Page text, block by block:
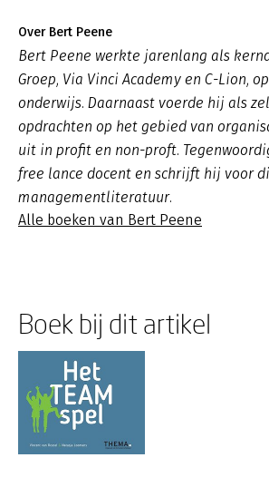
Over Bert Peene
Bert Peene werkte jarenlang als
Groep, Via Vinci Academy en C-Lion,
onderwijs. Daarnaast voerde hij als
opdrachten op het gebied van
uit in profit en non-proft.
free lance docent en schrijft hij voor
managementliteratuur.
Alle boeken van Bert Peene
Boek bij dit artikel